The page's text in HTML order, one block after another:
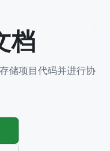
档
储项目代码并进行协